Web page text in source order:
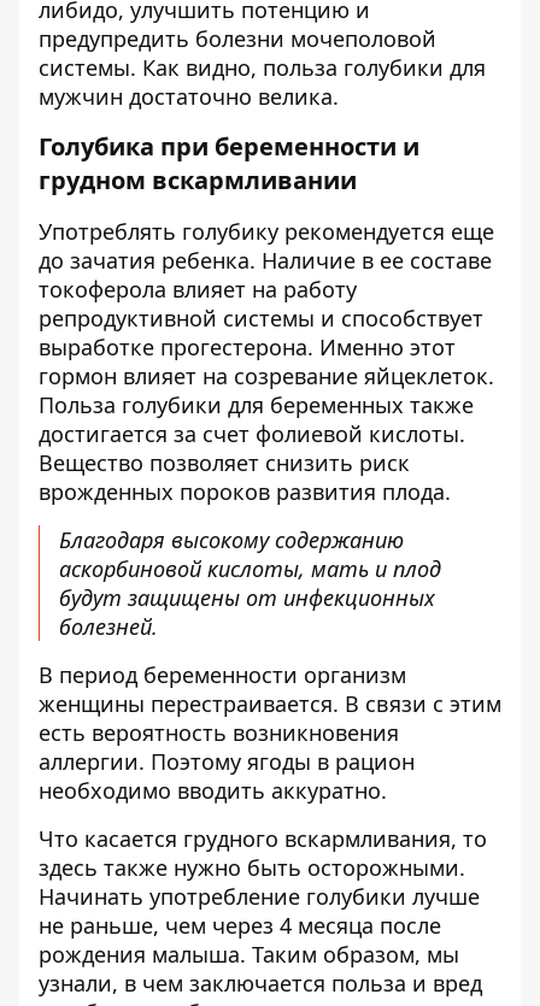
либидо, улучшить потенцию и
предупредить болезни мочеполовой
системы. Как видно, польза голубики для
мужчин достаточно велика.
Голубика при беременности и
грудном вскармливании
Употреблять голубику рекомендуется еще
до зачатия ребенка. Наличие в ее составе
токоферола влияет на работу
репродуктивной системы и способствует
выработке прогестерона. Именно этот
гормон влияет на созревание яйцеклеток.
Польза голубики для беременных также
достигается за счет фолиевой кислоты.
Вещество позволяет снизить риск
врожденных пороков развития плода.
Благодаря высокому содержанию
аскорбиновой кислоты, мать и плод
будут защищены от инфекционных
болезней.
В период беременности организм
женщины перестраивается. В связи с этим
есть вероятность возникновения
аллергии. Поэтому ягоды в рацион
необходимо вводить аккуратно.
Что касается грудного вскармливания, то
здесь также нужно быть осторожными.
Начинать употребление голубики лучше
не раньше, чем через 4 месяца после
рождения малыша. Таким образом, мы
узнали, в чем заключается польза и вред